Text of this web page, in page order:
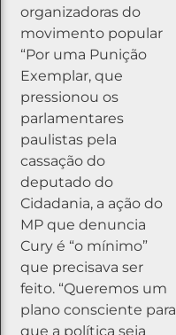
organizadoras do
movimento popular
“Por uma Punição
Exemplar, que
pressionou os
parlamentares
paulistas pela
cassação do
deputado do
Cidadania, a ação do
MP que denuncia
Cury é “o mínimo”
que precisava ser
feito. “Queremos um
plano consciente para
que a política seja